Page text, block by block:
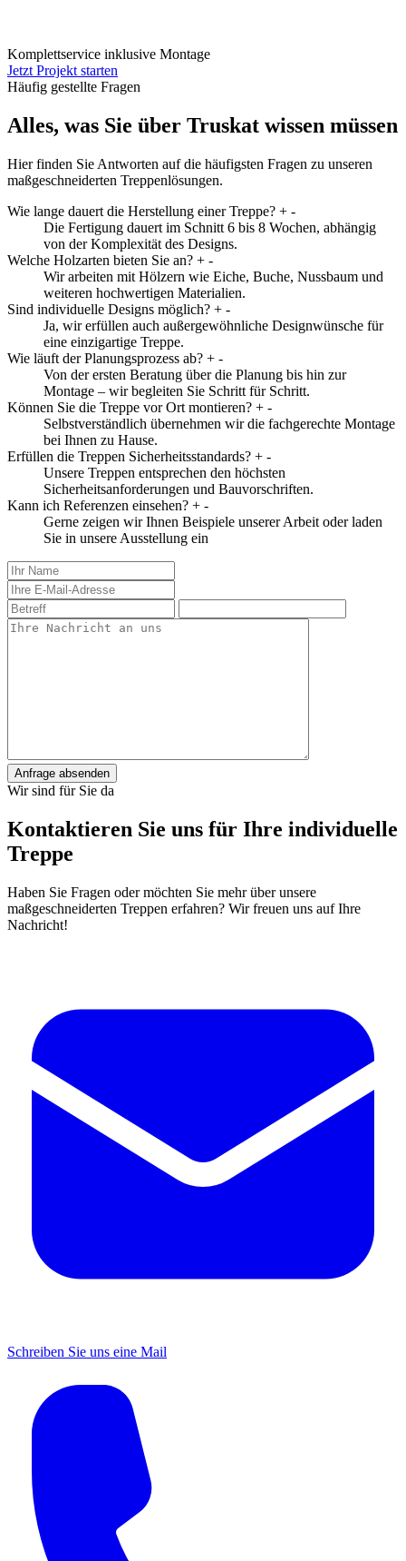
Komplettservice inklusive Montage
Jetzt Projekt starten
Häufig gestellte Fragen
Alles, was Sie über Truskat wissen müssen
Hier finden Sie Antworten auf die häufigsten Fragen zu unseren
maßgeschneiderten Treppenlösungen.
Wie lange dauert die Herstellung einer Treppe? + -
Die Fertigung dauert im Schnitt 6 bis 8 Wochen, abhängig
von der Komplexität des Designs.
Welche Holzarten bieten Sie an? + -
Wir arbeiten mit Hölzern wie Eiche, Buche, Nussbaum und
weiteren hochwertigen Materialien.
Sind individuelle Designs möglich? + -
Ja, wir erfüllen auch außergewöhnliche Designwünsche für
eine einzigartige Treppe.
Wie läuft der Planungsprozess ab? + -
Von der ersten Beratung über die Planung bis hin zur
Montage – wir begleiten Sie Schritt für Schritt.
Können Sie die Treppe vor Ort montieren? + -
Selbstverständlich übernehmen wir die fachgerechte Montage
bei Ihnen zu Hause.
Erfüllen die Treppen Sicherheitsstandards? + -
Unsere Treppen entsprechen den höchsten
Sicherheitsanforderungen und Bauvorschriften.
Kann ich Referenzen einsehen? + -
Gerne zeigen wir Ihnen Beispiele unserer Arbeit oder laden
Sie in unsere Ausstellung ein
Anfrage absenden
Wir sind für Sie da
Kontaktieren Sie uns für Ihre individuelle
Treppe
Haben Sie Fragen oder möchten Sie mehr über unsere
maßgeschneiderten Treppen erfahren? Wir freuen uns auf Ihre
Nachricht!
Schreiben Sie uns eine Mail